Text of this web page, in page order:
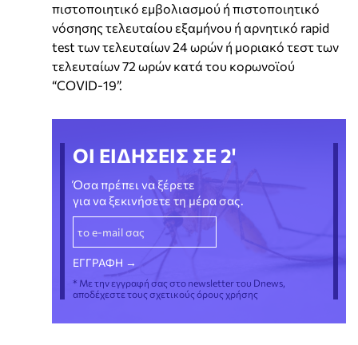
πιστοποιητικό εμβολιασμού ή πιστοποιητικό
νόσησης τελευταίου εξαμήνου ή αρνητικό rapid
test των τελευταίων 24 ωρών ή μοριακό τεστ των
τελευταίων 72 ωρών κατά του κορωνοϊού
“COVID-19”.
ΟΙ ΕΙΔΗΣΕΙΣ ΣΕ 2'
Όσα πρέπει να ξέρετε
για να ξεκινήσετε τη μέρα σας.
* Με την εγγραφή σας στο newsletter του Dnews,
αποδέχεστε τους σχετικούς όρους χρήσης